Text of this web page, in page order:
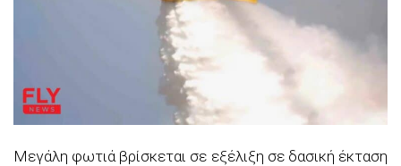
Μεγάλη φωτιά βρίσκεται σε εξέλιξη σε δασική έκταση